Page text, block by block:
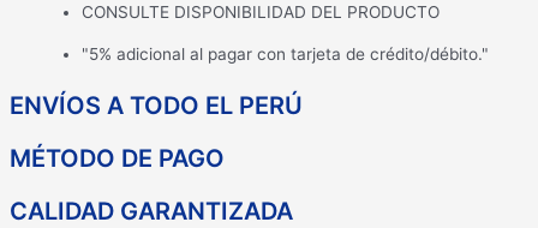
CONSULTE DISPONIBILIDAD DEL PRODUCTO
"5% adicional al pagar con tarjeta de crédito/débito."
ENVÍOS A TODO EL PERÚ
MÉTODO DE PAGO
CALIDAD GARANTIZADA